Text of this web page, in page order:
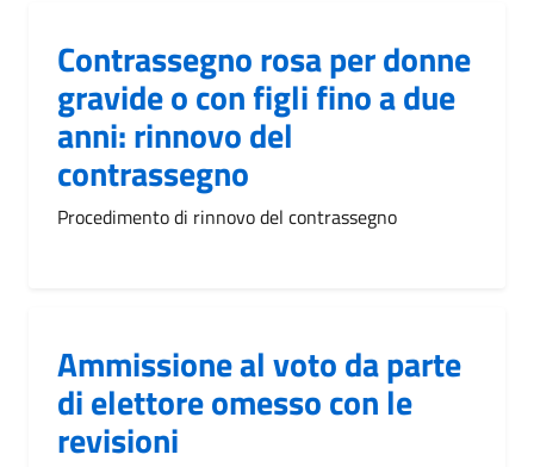
Contrassegno rosa per donne
gravide o con figli fino a due
anni: rinnovo del
contrassegno
Procedimento di rinnovo del contrassegno
Ammissione al voto da parte
di elettore omesso con le
revisioni